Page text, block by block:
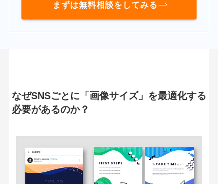
まずは無料相談をしてみる
なぜSNSごとに「画像サイズ」を最適化する
必要があるのか？